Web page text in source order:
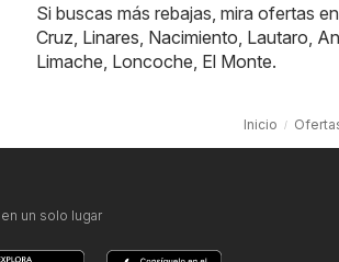
Si buscas más rebajas, mira ofertas
Cruz Linares Nacimiento Lautaro
Limache Loncoche El Monte.
Inicio
un solo lugar